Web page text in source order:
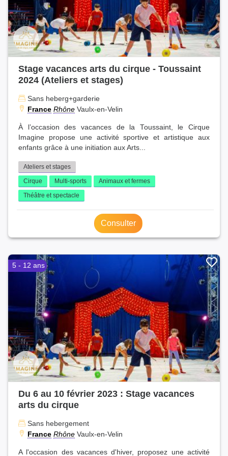
Stage vacances arts du cirque - Toussaint
2024 (Ateliers et stages)
Sans heberg+garderie
France Rhône Vaulx-en-Velin
À l’occasion des vacances de la Toussaint, le Cirque
Imagine propose une activité sportive et artistique aux
enfants grâce à une initiation aux Arts...
Ateliers et stages
Cirque
Multi-sports
Animaux et fermes
Théâtre et spectacle
Consulter
5 - 12 ans
Du 6 au 10 février 2023 : Stage vacances
arts du cirque
Sans hebergement
France Rhône Vaulx-en-Velin
A l'occasion des vacances d'hiver, proposez une activité